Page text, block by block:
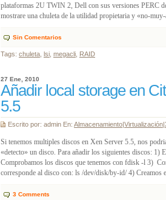
plataformas 2U TWIN 2, Dell con sus versiones PERC
mostrare una chuleta de la utilidad propietaria y «no-
Sin Comentarios
Tags: chuleta lsi megacli RAID
27 Ene, 2010
Añadir local storage en
5.5
Escrito por: admin En: Almacenamiento|Virtualización|
Si tenemos multiples discos en Xen Server 5.5, nos
«detecto» un disco. Para añadir los siguientes discos: 1)
Comprobamos los discos que tenemos con fdisk -l 3)
corresponde al disco con: ls /dev/disk/by-id/ 4)
3 Comments